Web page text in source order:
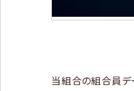
当組合の組合員デ